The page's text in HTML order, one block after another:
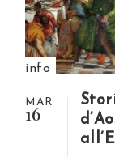
info
MAR
16